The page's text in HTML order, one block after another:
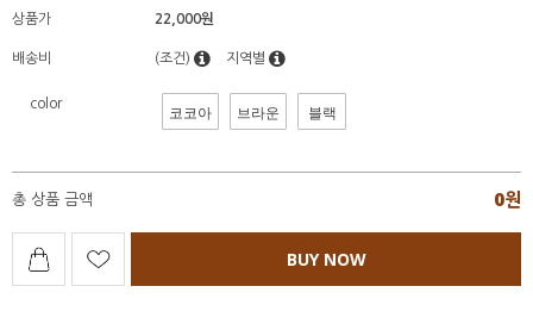
상품가 22,000원
배송비 (조건) 지역별
color 코코아 브라운 블랙
총 상품 금액 0원
BUY NOW